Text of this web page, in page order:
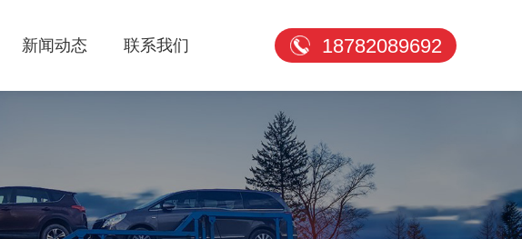
新闻动态 联系我们 18782089692